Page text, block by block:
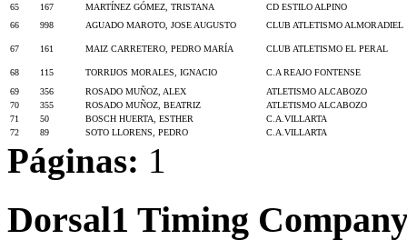
65
167 MARTÍNEZ GÓMEZ, TRISTANA
CD ESTILO ALPINO
66
998 AGUADO MAROTO, JOSE AUGUSTO CLUB ATLETISMO ALMORADIEL
67 161 MAIZ CARRETERO, PEDRO MARÍA CLUB ATLETISMO EL PERAL
68 115 TORRIJOS MORALES, IGNACIO
C.A REAJO FONTENSE
69
356 ROSADO MUÑOZ, ALEX
ATLETISMO ALCABOZO
70
355 ROSADO MUÑOZ, BEATRIZ
ATLETISMO ALCABOZO
71
50 BOSCH HUERTA, ESTHER
C.A.VILLARTA
72
89 SOTO LLORENS, PEDRO C.A.VILLARTA
Páginas: 1
Dorsal1 Timing